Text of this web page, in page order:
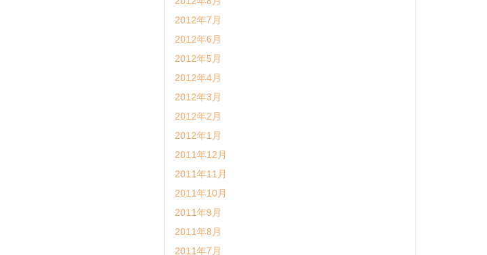
2012年7月
2012年6月
2012年5月
2012年4月
2012年3月
2012年2月
2012年1月
2011年12月
2011年11月
2011年10月
2011年9月
2011年8月
2011年7月